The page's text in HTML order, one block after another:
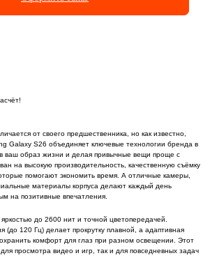
от своего предшественника, но как известно,
Galaxy S26 объединяет ключевые технологии бренда в
в ваш образ жизни и делая привычные вещи проще с
на высокую производительность, качественную съёмку
помогают экономить время. А отличные камеры,
материалы корпуса делают каждый день
на позитивные впечатления.
до 2600 нит и точной цветопередачей.
(до 120 Гц) делает прокрутку плавной, а адаптивная
комфорт для глаз при разном освещении. Этот
просмотра видео и игр, так и для повседневных задач